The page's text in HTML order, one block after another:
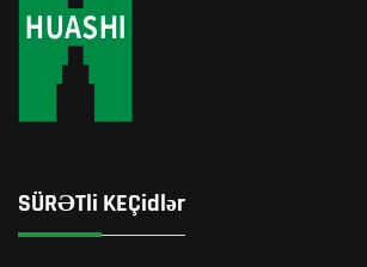
SÜRƏTli KEÇidlər